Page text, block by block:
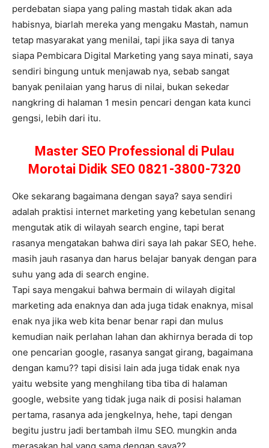
perdebatan siapa yang paling mastah tidak akan ada
habisnya, biarlah mereka yang mengaku Mastah, namun
tetap masyarakat yang menilai, tapi jika saya di tanya
siapa Pembicara Digital Marketing yang saya minati, saya
sendiri bingung untuk menjawab nya, sebab sangat
banyak penilaian yang harus di nilai, bukan sekedar
nangkring di halaman 1 mesin pencari dengan kata kunci
gengsi, lebih dari itu.
Master SEO Professional di Pulau
Morotai Didik SEO 0821-3800-7320
Oke sekarang bagaimana dengan saya? saya sendiri
adalah praktisi internet marketing yang kebetulan senang
mengutak atik di wilayah search engine, tapi berat
rasanya mengatakan bahwa diri saya lah pakar SEO, hehe.
masih jauh rasanya dan harus belajar banyak dengan para
suhu yang ada di search engine.
Tapi saya mengakui bahwa bermain di wilayah digital
marketing ada enaknya dan ada juga tidak enaknya, misal
enak nya jika web kita benar benar rapi dan mulus
kemudian naik perlahan lahan dan akhirnya berada di top
one pencarian google, rasanya sangat girang, bagaimana
dengan kamu?? tapi disisi lain ada juga tidak enak nya
yaitu website yang menghilang tiba tiba di halaman
google, website yang tidak juga naik di posisi halaman
pertama, rasanya ada jengkelnya, hehe, tapi dengan
begitu justru jadi bertambah ilmu SEO. mungkin anda